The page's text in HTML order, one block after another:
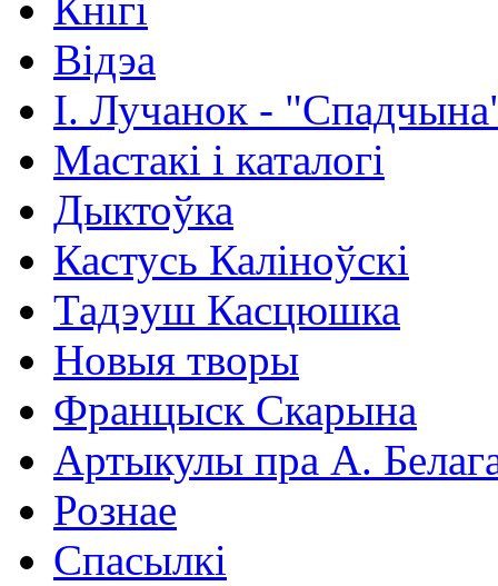
Кнігі
Відэа
І. Лучанок -
Мастакі i каталогi
Дыктоўка
Кастусь Каліноўскі
Тадэуш Касцюшка
Новыя творы
Францыск Скарына
Артыкулы пра А.
Рознае
Спасылкі